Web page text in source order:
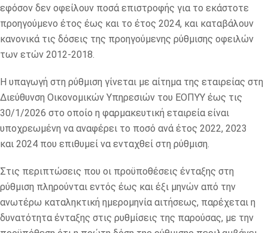
εφόσον δεν οφείλουν ποσά επιστροφής για το εκάστοτε
προηγούμενο έτος έως και το έτος 2024, και καταβάλουν
κανονικά τις δόσεις της προηγούμενης ρύθμισης οφειλών
των ετών 2012-2018.
Η υπαγωγή στη ρύθμιση γίνεται με αίτημα της εταιρείας στη
Διεύθυνση Οικονομικών Υπηρεσιών του ΕΟΠΥΥ έως τις
30/1/2026 στο οποίο η φαρμακευτική εταιρεία είναι
υποχρεωμένη να αναφέρει το ποσό ανά έτος 2022, 2023
και 2024 που επιθυμεί να ενταχθεί στη ρύθμιση.
Στις περιπτώσεις που οι προϋποθέσεις ένταξης στη
ρύθμιση πληρούνται εντός έως και έξι μηνών από την
ανωτέρω καταληκτική ημερομηνία αιτήσεως, παρέχεται η
δυνατότητα ένταξης στις ρυθμίσεις της παρούσας, με την